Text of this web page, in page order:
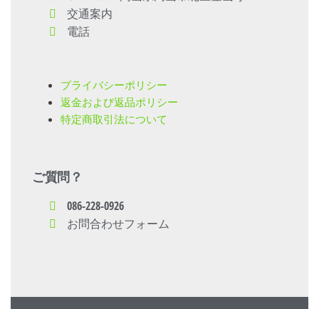
交通案内
電話
プライバシーポリシー
返金および返品ポリシー
特定商取引法について
ご質問？
086-228-0926
お問合わせフォーム